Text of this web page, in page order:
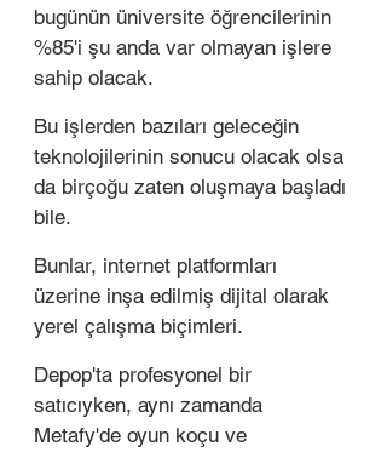
bugünün üniversite öğrencilerinin
%85'i şu anda var olmayan işlere
sahip olacak.
Bu işlerden bazıları geleceğin
teknolojilerinin sonucu olacak olsa
da birçoğu zaten oluşmaya başladı
bile.
Bunlar, internet platformları
üzerine inşa edilmiş dijital olarak
yerel çalışma biçimleri.
Depop'ta profesyonel bir
satıcıyken, aynı zamanda
Metafy'de oyun koçu ve